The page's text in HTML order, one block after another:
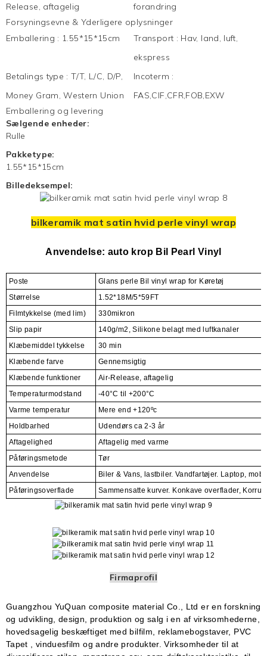
Release, aftagelig
forandring
Forsyningsevne & Yderligere oplysninger
Emballering : 1.55*15*15cm Transport : Hav, land, luft,
ekspress
Betalings type :T/T, L/C, D/P,
Money Gram, Western Union
Incoterm :
FAS,CIF,CFR,FOB,EXW
Emballering og levering
Sælgende enheder:
Rulle
Pakketype:
1.55*15*15cm
Billedeksempel:
bilkeramik mat satin hvid perle vinyl wrap
Anvendelse: auto krop Bil Pearl Vinyl
Poste Glans perle Bil vinyl wrap for Køretøj
Størrelse
1.52*18M/5*59FT
Filmtykkelse (med lim)
330mikron
Slip papir
140g/m2, Silikone belagt med luftkanaler
Klæbemiddel tykkelse
30 min
Klæbende farve
Gennemsigtig
Klæbende funktioner
Air-Release, aftagelig
Temperaturmodstand
-40°C til +200°C
Varme temperatur
Mere end +120ºc
Holdbarhed
Udendørs ca 2-3 år
Aftagelighed
Aftagelig med varme
Påføringsmetode
Tør
Anvendelse
Biler & Vans, lastbiler. Vandfartøjer. Laptop,
Påføringsoverflade
Sammensatte kurver. Konkave overflader,
Firmaprofil
Guangzhou YuQuan composite material Co., Ltd er en forskning
og udvikling, design, produktion og salg i en af ​​virksomhederne,
hovedsagelig beskæftiget med bilfilm, reklamebogstaver, PVC
Tapet
, vinduesfilm og andre produkter. Virksomheder til at